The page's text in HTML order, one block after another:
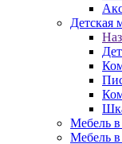
Детская
Мебель
Мебель